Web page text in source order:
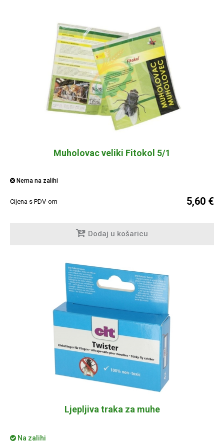
Muholovac veliki Fitokol 5/1
Nema na zalihi
Cijena s PDV-om 5,60 €
Dodaj u košaricu
Ljepljiva traka za muhe
Na zalihi